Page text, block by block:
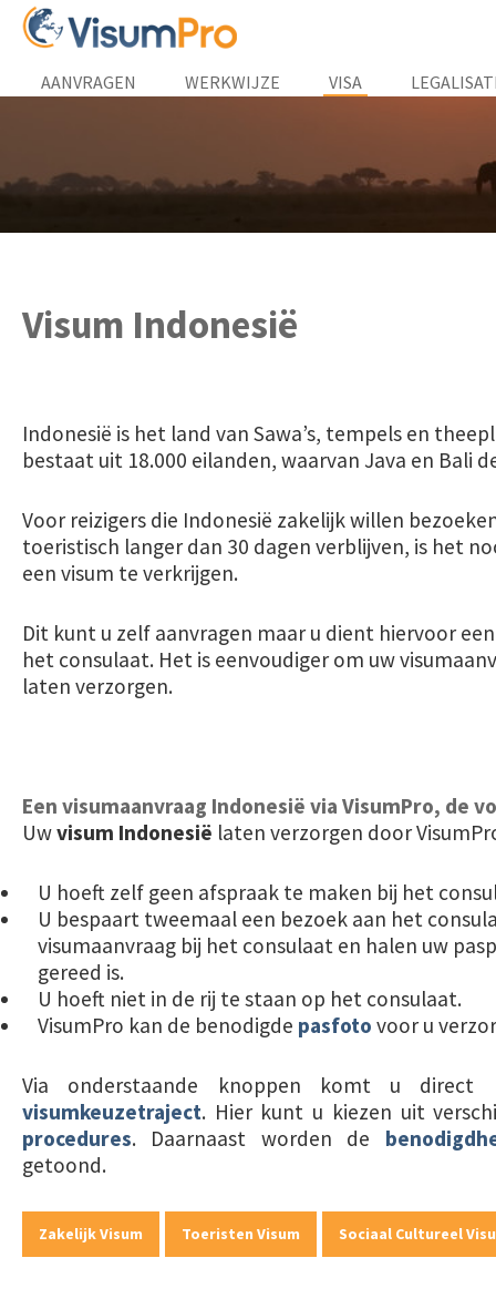
AANVRAGEN WERKWIJZE VISA
Visum Indonesië
Indonesië is het land van Sawa’s, tempels en
bestaat uit 18.000 eilanden, waarvan Java en Bali
Voor reizigers die Indonesië zakelijk willen
toeristisch langer dan 30 dagen verblijven, is het
een visum te verkrijgen.
Dit kunt u zelf aanvragen maar u dient hiervoor
het consulaat. Het is eenvoudiger om uw
laten verzorgen.
Een visumaanvraag Indonesië via VisumPro, de
Uwvisum Indonesië laten verzorgen door
U hoeft zelf geen afspraak te maken bij het
U bespaart tweemaal een bezoek aan het
visumaanvraag bij het consulaat en halen uw
gereed is.
U hoeft niet in de rij te staan op het consulaat.
VisumPro kan de benodigde pasfoto voor u
Via onderstaande knoppen komt u
visumkeuzetraject. Hier kunt u kiezen uit
procedures. Daarnaast worden de
getoond.
Zakelijk Visum Toeristen Visum Sociaal Cultureel